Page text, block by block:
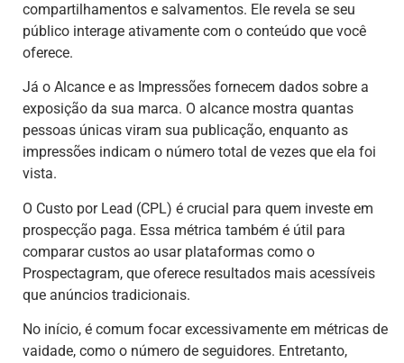
compartilhamentos e salvamentos. Ele revela se seu
público interage ativamente com o conteúdo que você
oferece.
Já o Alcance e as Impressões fornecem dados sobre a
exposição da sua marca. O alcance mostra quantas
pessoas únicas viram sua publicação, enquanto as
impressões indicam o número total de vezes que ela foi
vista.
O Custo por Lead (CPL) é crucial para quem investe em
prospecção paga. Essa métrica também é útil para
comparar custos ao usar plataformas como o
Prospectagram, que oferece resultados mais acessíveis
que anúncios tradicionais.
No início, é comum focar excessivamente em métricas de
vaidade, como o número de seguidores. Entretanto,